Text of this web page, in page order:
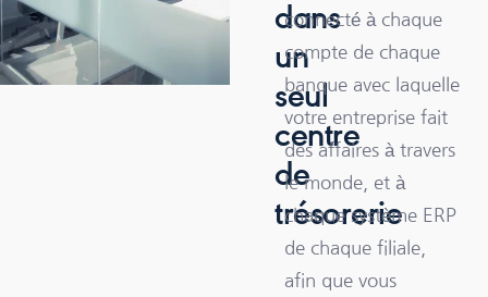
dans
un
seul
centre
de
trésorerie
connecté à chaque
compte de chaque
banque avec laquelle
votre entreprise fait
des affaires à travers
le monde, et à
chaque système ERP
de chaque filiale,
afin que vous